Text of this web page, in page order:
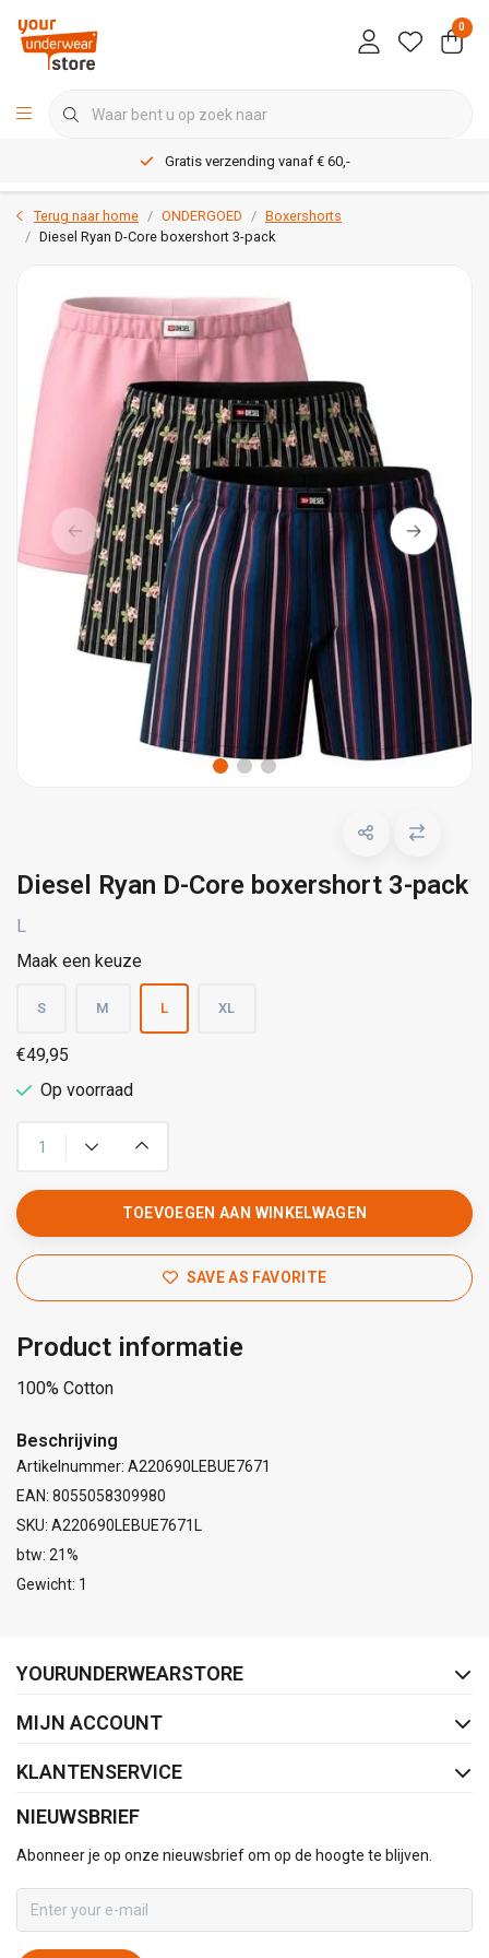
0
Gratis verzending vanaf € 60,-
Terug naar home ONDERGOED
Boxershorts
Diesel Ryan D-Core boxershort 3-pack
Diesel Ryan D-Core boxershort 3-pack
L
Maak een keuze
S M L XL
€49,95
Op voorraad
TOEVOEGEN AAN WINKELWAGEN
SAVE AS FAVORITE
Product informatie
100% Cotton
Beschrijving
Artikelnummer: A220690LEBUE7671
EAN: 8055058309980
SKU: A220690LEBUE7671L
btw: 21%
Gewicht: 1
YOURUNDERWEARSTORE
MIJN ACCOUNT
KLANTENSERVICE
NIEUWSBRIEF
Abonneer je op onze nieuwsbrief om op de hoogte te blijven.